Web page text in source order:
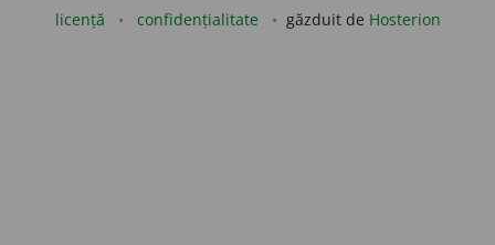
licență confidențialitate găzduit de Hosterion